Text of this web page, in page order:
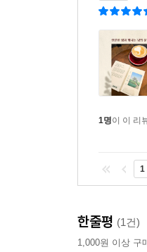
1명이 이 리
1
한줄평 (1건)
1,000원 이상 구